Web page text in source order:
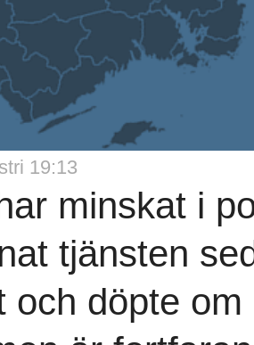
19:13
minskat i
tjänsten
och döpte